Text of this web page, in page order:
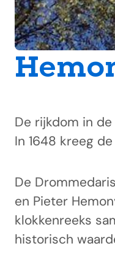
De rijkdom in
In 1648 kreeg
De
en Pieter
klokkenreeks
historisch